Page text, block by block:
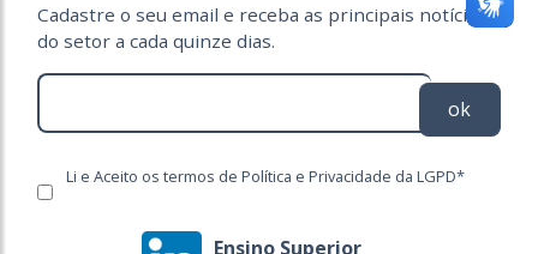
Cadastre o seu email e receba as principais notícias
do setor a cada quinze dias.
ok
Li e Aceito os termos de Política e Privacidade da LGPD*
Ensino Superior